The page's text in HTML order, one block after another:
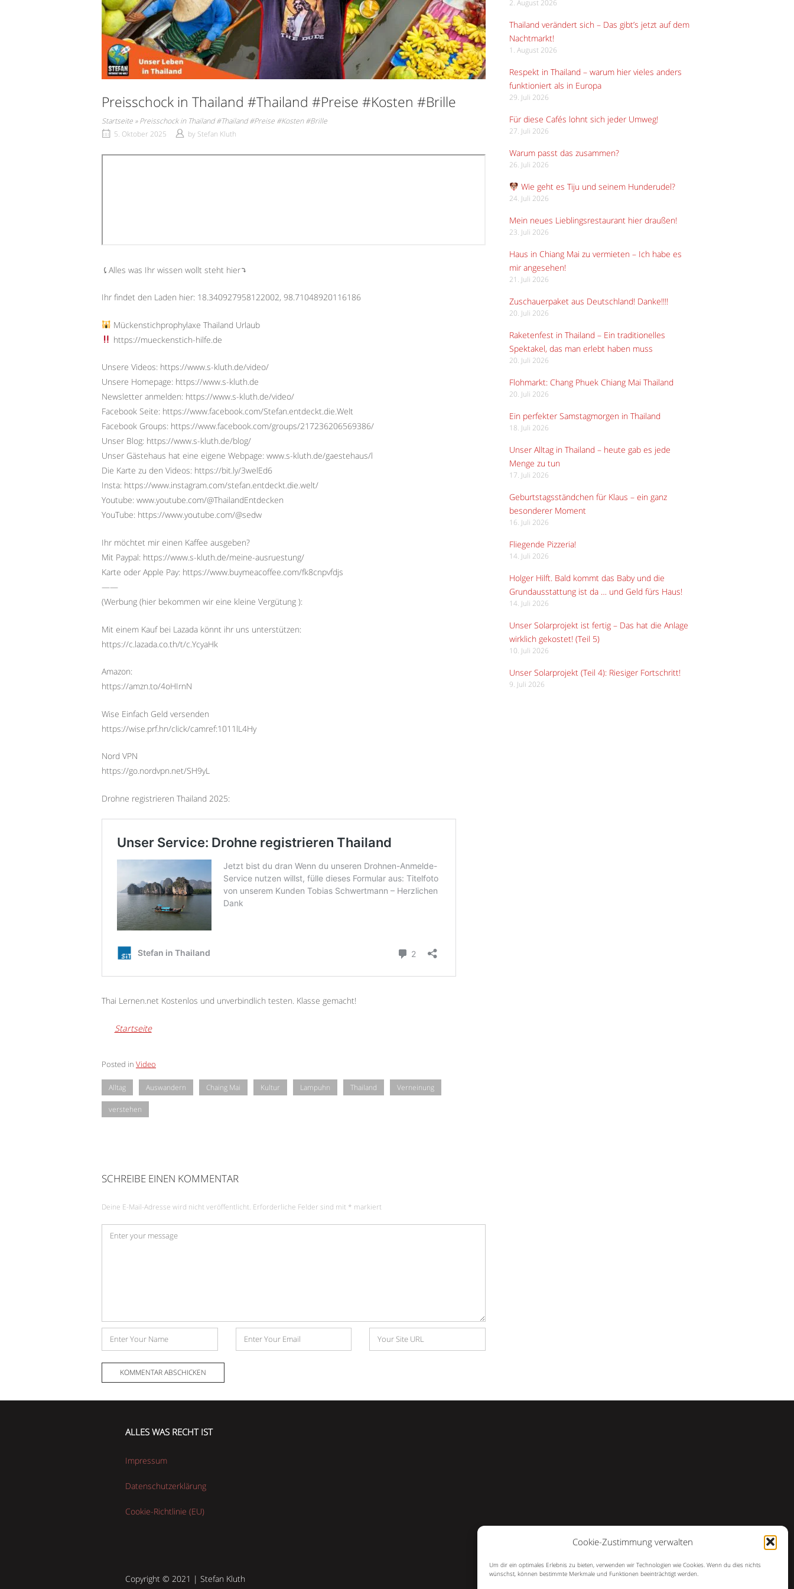
Cookie-Zustimmung verwalten
Um dir ein optimales Erlebnis zu bieten, verwenden wir Technologien wie Cookies. Wenn du dies nichts
wünschst, können bestimmte Merkmale und Funktionen beeinträchtigt werden.
Preisschock in Thailand #Thailand #Preise #Kosten #Brille
Startseite »Preisschock in Thailand #Thailand #Preise #Kosten #Brille
5. Oktober 2025
by Stefan Kluth
⤹Alles was Ihr wissen wollt steht hier⤵︎
Ihr findet den Laden hier: 18.340927958122002, 98.71048920116186
Mückenstichprophylaxe Thailand Urlaub
https://mueckenstich-hilfe.de
Unsere Videos: https://www.s-kluth.de/video/
Unsere Homepage: https://www.s-kluth.de
Newsletter anmelden: https://www.s-kluth.de/video/
Facebook Seite: https://www.facebook.com/Stefan.entdeckt.die.Welt
Facebook Groups: https://www.facebook.com/groups/217236206569386/
Unser Blog: https://www.s-kluth.de/blog/
Unser Gästehaus hat eine eigene Webpage: www.s-kluth.de/gaestehaus/l
Die Karte zu den Videos: https://bit.ly/3welEd6
Insta: https://www.instagram.com/stefan.entdeckt.die.welt/
Youtube: www.youtube.com/@ThailandEntdecken
YouTube: https://www.youtube.com/@sedw
Ihr möchtet mir einen Kaffee ausgeben?
Mit Paypal: https://www.s-kluth.de/meine-ausruestung/
Karte oder Apple Pay: https://www.buymeacoffee.com/fk8cnpvfdjs
——
(Werbung (hier bekommen wir eine kleine Vergütung ):
Mit einem Kauf bei Lazada könnt ihr uns unterstützen:
https://c.lazada.co.th/t/c.YcyaHk
Amazon:
https://amzn.to/4oHIrnN
Wise Einfach Geld versenden
https://wise.prf.hn/click/camref:1011lL4Hy
Nord VPN
https://go.nordvpn.net/SH9yL
Drohne registrieren Thailand 2025:
Thai Lernen.net Kostenlos und unverbindlich testen. Klasse gemacht!
Startseite
Posted in Video
Alltag Auswandern Chaing Mai Kultur Lampuhn Thailand Verneinung
verstehen
SCHREIBE EINEN KOMMENTAR
Deine E-Mail-Adresse wird nicht veröffentlicht. Erforderliche Felder sind mit * markiert
Kommentar
Name Website
2. August 2026
Thailand verändert sich – Das gibt’s jetzt auf dem
Nachtmarkt!
1. August 2026
Respekt in Thailand – warum hier vieles anders
funktioniert als in Europa
29. Juli 2026
Für diese Cafés lohnt sich jeder Umweg!
27. Juli 2026
Warum passt das zusammen?
26. Juli 2026
Wie geht es Tiju und seinem Hunderudel?
24. Juli 2026
Mein neues Lieblingsrestaurant hier draußen!
23. Juli 2026
Haus in Chiang Mai zu vermieten – Ich habe es
mir angesehen!
21. Juli 2026
Zuschauerpaket aus Deutschland! Danke!!!!
20. Juli 2026
Raketenfest in Thailand – Ein traditionelles
Spektakel, das man erlebt haben muss
20. Juli 2026
Flohmarkt: Chang Phuek Chiang Mai Thailand
20. Juli 2026
Ein perfekter Samstagmorgen in Thailand
18. Juli 2026
Unser Alltag in Thailand – heute gab es jede
Menge zu tun
17. Juli 2026
Geburtstagsständchen für Klaus – ein ganz
besonderer Moment
16. Juli 2026
Fliegende Pizzeria!
14. Juli 2026
Holger Hilft. Bald kommt das Baby und die
Grundausstattung ist da … und Geld fürs Haus!
14. Juli 2026
Unser Solarprojekt ist fertig – Das hat die Anlage
wirklich gekostet! (Teil 5)
10. Juli 2026
Unser Solarprojekt (Teil 4): Riesiger Fortschritt!
9. Juli 2026
ALLES WAS RECHT IST
Impressum
Datenschutzerklärung
Cookie-Richtlinie (EU)
Copyright © 2021 | Stefan Kluth